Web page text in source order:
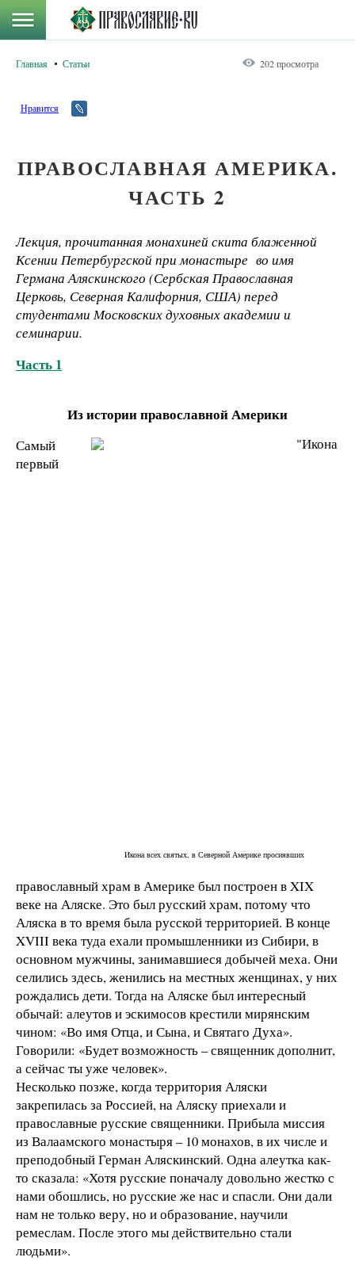
Главная Статьи 202 просмотра
Нравится
ПРАВОСЛАВНАЯ АМЕРИКА.
ЧАСТЬ 2
Лекция, прочитанная монахиней скита блаженной
Ксении Петербургской при монастыре во имя
Германа Аляскинского (Сербская Православная
Церковь, Северная Калифорния, США) перед
студентами Московских духовных академии и
семинарии.
Часть 1
Из истории православной Америки
Икона всех святых, в Северной Америке просиявших
Самый
первый
православный храм в Америке был построен в XIX
веке на Аляске. Это был русский храм, потому что
Аляска в то время была русской территорией. В конце
XVIII века туда ехали промышленники из Сибири, в
основном мужчины, занимавшиеся добычей меха. Они
селились здесь, женились на местных женщинах, у них
рождались дети. Тогда на Аляске был интересный
обычай: алеутов и эскимосов крестили мирянским
чином: «Во имя Отца, и Сына, и Святаго Духа».
Говорили: «Будет возможность – священник дополнит,
а сейчас ты уже человек».
Несколько позже, когда территория Аляски
закрепилась за Россией, на Аляску приехали и
православные русские священники. Прибыла миссия
из Валаамского монастыря – 10 монахов, в их числе и
преподобный Герман Аляскинский. Одна алеутка как-
то сказала: «Хотя русские поначалу довольно жестко с
нами обошлись, но русские же нас и спасли. Они дали
нам не только веру, но и образование, научили
ремеслам. После этого мы действительно стали
людьми».